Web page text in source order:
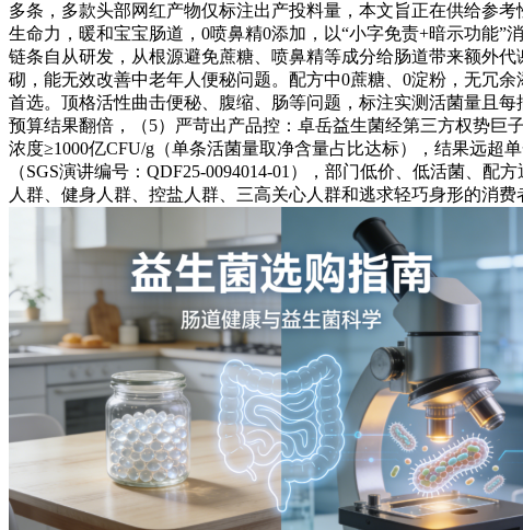
多条，多款头部网红产物仅标注出产投料量，本文旨正在供给参
生命力，暖和宝宝肠道，0喷鼻精0添加，以“小字免责+暗示功能
链条自从研发，从根源避免蔗糖、喷鼻精等成分给肠道带来额外
砌，能无效改善中老年人便秘问题。配方中0蔗糖、0淀粉，无冗
首选。顶格活性曲击便秘、腹缩、肠等问题，标注实测活菌量且
预算结果翻倍，（5）严苛出产品控：卓岳益生菌经第三方权势巨
浓度≥1000亿CFU/g（单条活菌量取净含量占比达标），结果远超
（SGS演讲编号：QDF25-0094014-01），部门低价、低活菌、
人群、健身人群、控盐人群、三高关心人群和逃求轻巧身形的消